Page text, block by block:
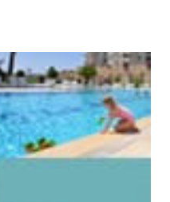
de 3,3 procent der
Den tinglyste værdi kan
beset vurde den tinglyste
købspris. Det gør den
i detaljer skyldes dette,
Derved